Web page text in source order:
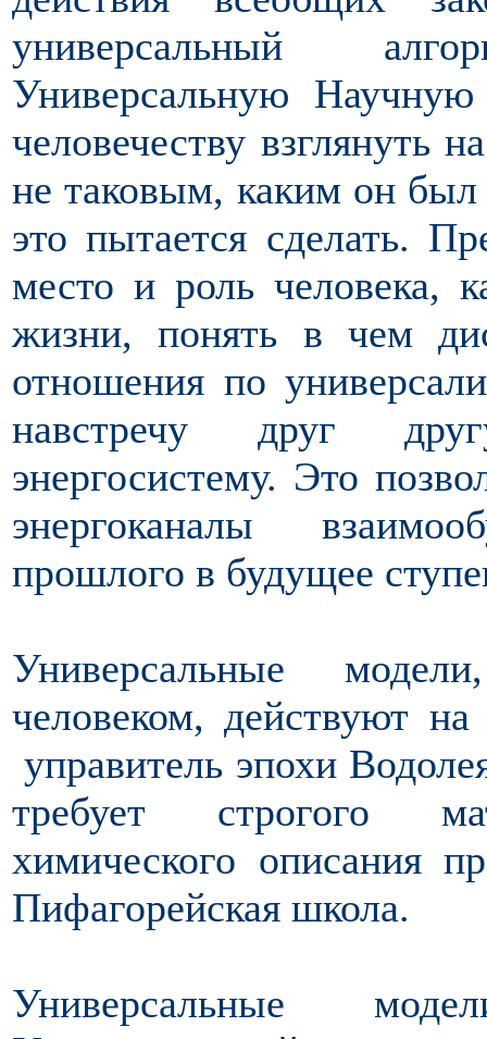
универсальный
Универсальную
человечеству взглянуть
не таковым, каким он был
это пытается сделать.
место и роль человека,
жизни, понять в чем
отношения по
навстречу друг
энергосистему. Это
энергоканалы
прошлого в будущее
Универсальные
человеком, действуют
управитель эпохи
требует строгого
химического описания
Пифагорейская школа.
Универсальные